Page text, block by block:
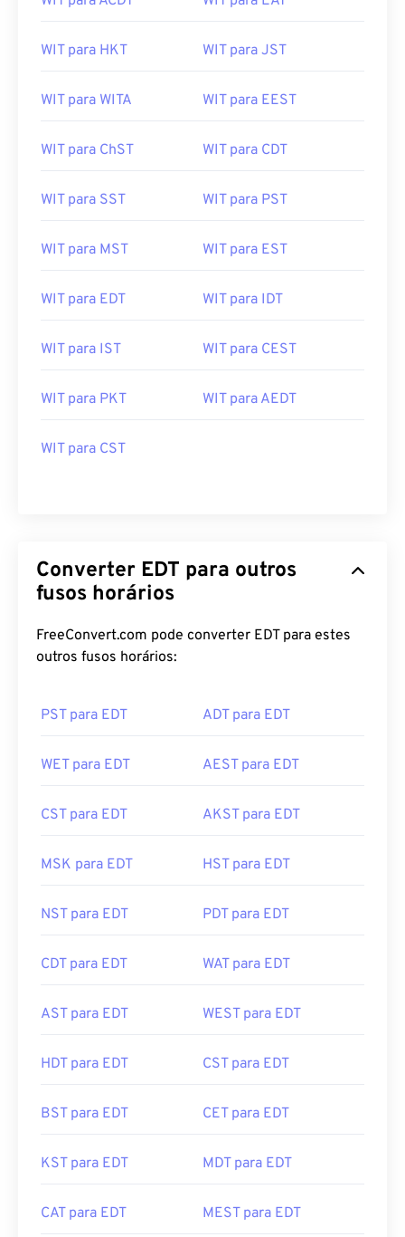
WIT para HKT WIT para JST
WIT para WITA WIT para EEST
WIT para ChST WIT para CDT
WIT para SST WIT para PST
WIT para MST WIT para EST
WIT para EDT WIT para IDT
WIT para IST WIT para CEST
WIT para PKT WIT para AEDT
WIT para CST
Converter EDT para outros
fusos horários
FreeConvert.com pode converter EDT para estes
outros fusos horários:
PST para EDT ADT para EDT
WET para EDT AEST para EDT
CST para EDT AKST para EDT
MSK para EDT HST para EDT
NST para EDT PDT para EDT
CDT para EDT WAT para EDT
AST para EDT WEST para EDT
HDT para EDT CST para EDT
BST para EDT CET para EDT
KST para EDT MDT para EDT
CAT para EDT MEST para EDT